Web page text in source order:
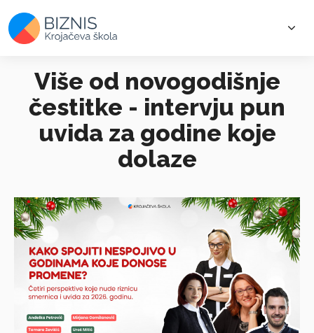
Više od novogodišnje
čestitke - intervju pun
uvida za godine koje
dolaze